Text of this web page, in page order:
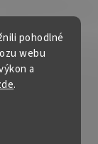
pohodlné
webu
a
.
vyhrazena.